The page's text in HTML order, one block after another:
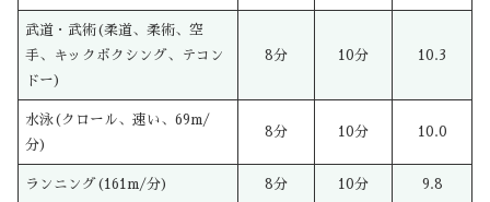
武道・武術(柔道、柔術、空
手、キックボクシング、テコン
ドー)
8分 10分 10.3
水泳(クロール、速い、69m/
分)
8分 10分 10.0
ランニング(161m/分) 8分 10分 9.8